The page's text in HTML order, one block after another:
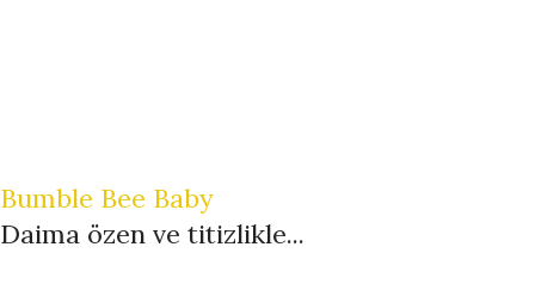
Bumble Bee Baby
Daima özen ve titizlikle...